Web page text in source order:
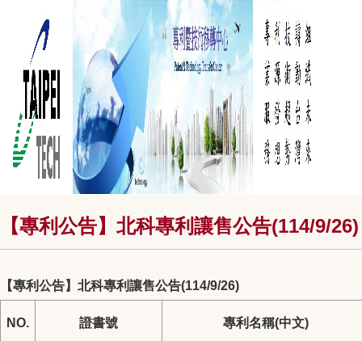
【專利公告】北科專利讓售公告(114/9/26)
【專利公告】北科專利讓售公告(114/9/26)
NO. 證書號 專利名稱(中文)